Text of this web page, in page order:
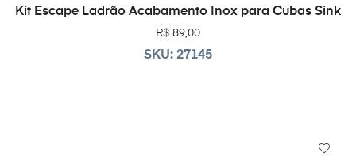
LEIA MAIS
Kit Escape Ladrão Acabamento Inox para Cubas Sink
R$ 89,00
SKU: 27145